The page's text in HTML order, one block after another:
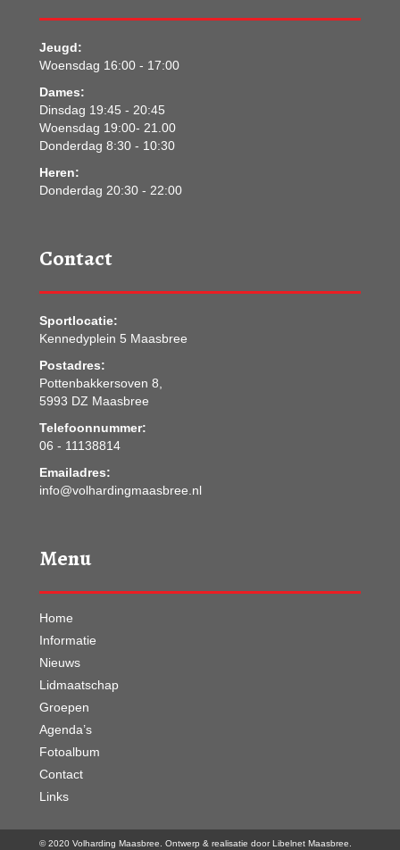
Jeugd:
Woensdag 16:00 - 17:00
Dames:
Dinsdag 19:45 - 20:45
Woensdag 19:00- 21.00
Donderdag 8:30 - 10:30
Heren:
Donderdag 20:30 - 22:00
Contact
Sportlocatie:
Kennedyplein 5 Maasbree
Postadres:
Pottenbakkersoven 8,
5993 DZ Maasbree
Telefoonnummer:
06 - 11138814
Emailadres:
info@volhardingmaasbree.nl
Menu
Home
Informatie
Nieuws
Lidmaatschap
Groepen
Agenda’s
Fotoalbum
Contact
Links
© 2020 Volharding Maasbree. Ontwerp & realisatie doorLibelnet Maasbree